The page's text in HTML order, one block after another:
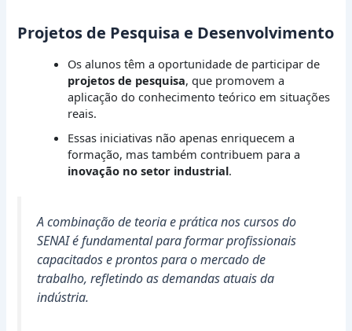
Projetos de Pesquisa e Desenvolvimento
Os alunos têm a oportunidade de participar de
projetos de pesquisa, que promovem a
aplicação do conhecimento teórico em situações
reais.
Essas iniciativas não apenas enriquecem a
formação, mas também contribuem para a
inovação no setor industrial.
A combinação de teoria e prática nos cursos do
SENAI é fundamental para formar profissionais
capacitados e prontos para o mercado de
trabalho, refletindo as demandas atuais da
indústria.